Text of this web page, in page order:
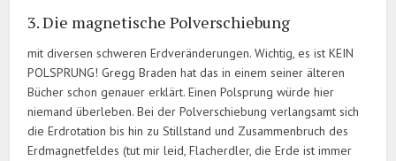
3. Die magnetische Polverschiebung
mit diversen schweren Erdveränderungen. Wichtig, es ist KEIN
POLSPRUNG! Gregg Braden hat das in einem seiner älteren
Bücher schon genauer erklärt. Einen Polsprung würde hier
niemand überleben. Bei der Polverschiebung verlangsamt sich
die Erdrotation bis hin zu Stillstand und Zusammenbruch des
Erdmagnetfeldes (tut mir leid, Flacherdler, die Erde ist immer